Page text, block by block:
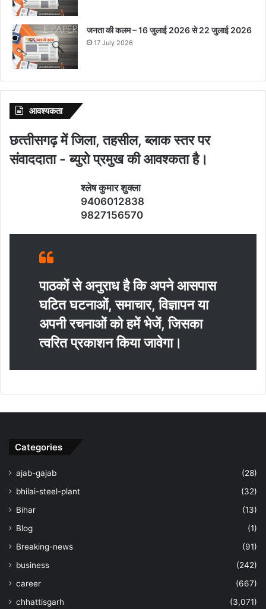
जनता की कलम – 16 जुलाई 2026 से 22 जुलाई 2026
17 July 2026
आवश्‍यकता
छत्‍तीसगढ़ में जिला, तहसील, ब्‍लाक स्‍तर पर
संवाददाता - ब्‍युरो प्रमुख की आवश्‍कता है।
श्‍लेष कुमार शुक्‍ला
9406012838
9827156570
पाठकों से अनुराध है कि अपने आसपास
घटित घटनाओं, समाचार, विज्ञापन या
अपनी रचनाओं को हमें भेजें, जिसका
त्‍वरित प्रकाशन किया जावेगा।
Categories
ajab-gajab
(28)
bhilai-steel-plant
(32)
Bihar
(13)
Blog
(1)
Breaking-news
(91)
business
(242)
career
(667)
chhattisgarh
(3,071)